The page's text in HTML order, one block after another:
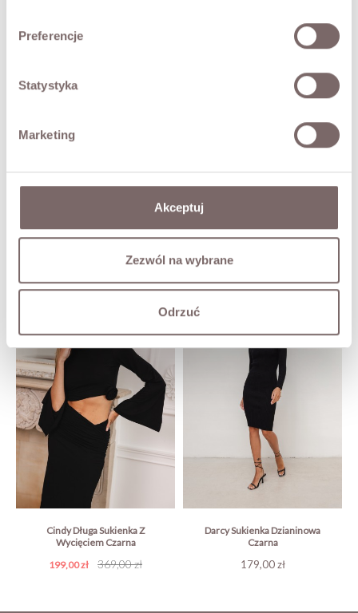
Preferencje
Statystyka
Marketing
Akceptuj
Zezwól na wybrane
Odrzuć
Cindy Długa Sukienka Z
Wycięciem Czarna
Cena
199,00 zł
Cena
369,00 zł
Darcy Sukienka Dzianinowa
Czarna
Cena
179,00 zł